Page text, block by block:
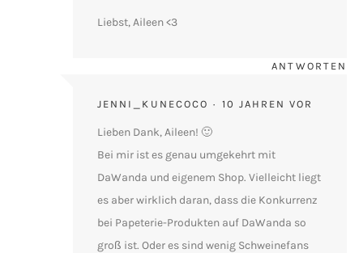
Liebst, Aileen <3
JENNI_KUNECOCO 10 JAHREN VOR
ANTWORTEN
Lieben Dank, Aileen! 🙂
Bei mir ist es genau umgekehrt mit
DaWanda und eigenem Shop. Vielleicht liegt
es aber wirklich daran, dass die Konkurrenz
bei Papeterie-Produkten auf DaWanda so
groß ist. Oder es sind wenig Schweinefans